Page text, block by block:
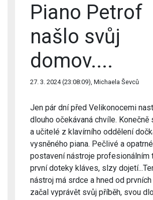
Piano Petrof
našlo svůj
domov....
27. 3. 2024 (23:08:09), Michaela Ševců
Jen pár dní před Velikonocemi
dlouho očekávaná chvíle. Konečně
a učitelé z klavírního oddělení
vysněného piana. Pečlivé a
postavení nástroje profesionálním
první doteky kláves, slzy
nástroj má srdce a hned od
začal vyprávět svůj příběh, svou